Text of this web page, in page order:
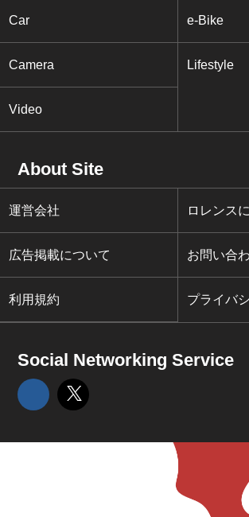
Car e-Bike
Camera Lifestyle
Video
About Site
運営会社 ロレンス
広告掲載について お問い合
利用規約 プライバ
Social Networking Service